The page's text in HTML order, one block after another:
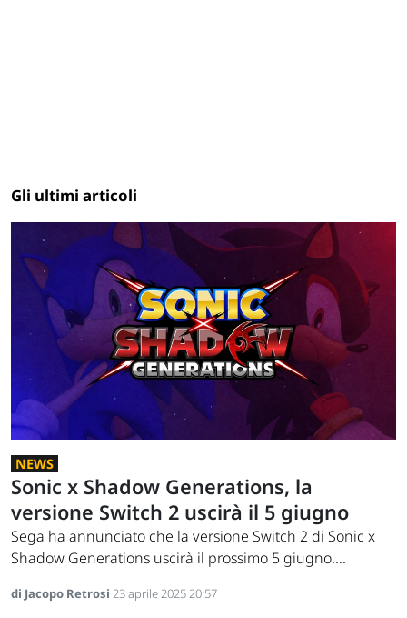
Gli ultimi articoli
NEWS
Sonic x Shadow Generations, la
versione Switch 2 uscirà il 5 giugno
Sega ha annunciato che la versione Switch 2 di Sonic x
Shadow Generations uscirà il prossimo 5 giugno....
di Jacopo Retrosi 23 aprile 2025 20:57